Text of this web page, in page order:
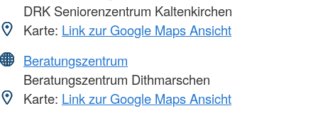
DRK Seniorenzentrum Kaltenkirchen
Karte: Link zur Google Maps Ansicht
Beratungszentrum
Beratungszentrum Dithmarschen
Karte: Link zur Google Maps Ansicht